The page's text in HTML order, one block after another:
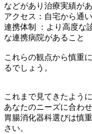
などがあり治療実績が
アクセス：自宅から通
連携体制 ：より高度な
な連携病院があること
これらの観点から慎重
るでしょう。
これまで見てきたよう
あなたのニーズに合わ
胃腸消化器科選びは慎
さい。